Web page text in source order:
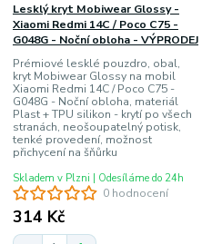
0 hodnocení
Lesklý kryt Mobiwear Glossy -
Xiaomi Redmi 14C / Poco C75 -
G048G - Noční obloha - VÝPRODEJ
Prémiové lesklé pouzdro, obal,
kryt Mobiwear Glossy na mobil
Xiaomi Redmi 14C / Poco C75 -
G048G - Noční obloha, materiál
Plast + TPU silikon - krytí po všech
stranách, neošoupatelný potisk,
tenké provedení, možnost
přichycení na šňůrku
314 Kč
Skladem v Plzni | Odesíláme do 24h